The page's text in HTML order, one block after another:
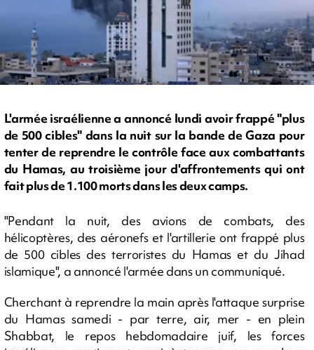
L'armée israélienne a annoncé lundi avoir frappé "plus
de 500 cibles" dans la nuit sur la bande de Gaza pour
tenter de reprendre le contrôle face aux combattants
du Hamas, au troisième jour d'affrontements qui ont
fait plus de 1.100 morts dans les deux camps.
"Pendant la nuit, des avions de combats, des
hélicoptères, des aéronefs et l'artillerie ont frappé plus
de 500 cibles des terroristes du Hamas et du Jihad
islamique", a annoncé l'armée dans un communiqué.
Cherchant à reprendre la main après l'attaque surprise
du Hamas samedi - par terre, air, mer - en plein
Shabbat, le repos hebdomadaire juif, les forces